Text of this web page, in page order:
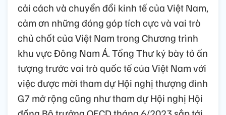
cải cách và chuyển đổi kinh tế của Việt Nam,
cảm ơn những đóng góp tích cực và vai trò
chủ chốt của Việt Nam trong Chương trình
khu vực Đông Nam Á. Tổng Thư ký bày tỏ ấn
tượng trước vai trò quốc tế của Việt Nam với
việc được mời tham dự Hội nghị thượng đỉnh
G7 mở rộng cũng như tham dự Hội nghị Hội